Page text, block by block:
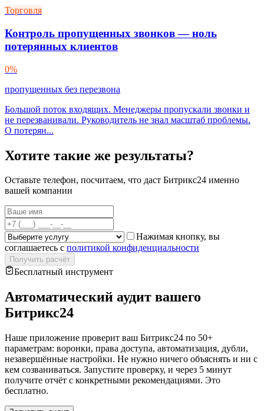
Торговля
Контроль пропущенных звонков — ноль
потерянных клиентов
0%
пропущенных без перезвона
Большой поток входящих. Менеджеры пропускали звонки и
не перезванивали. Руководитель не знал масштаб проблемы.
О потерян...
Хотите такие же результаты?
Оставьте телефон, посчитаем, что даст Битрикс24 именно
вашей компании
Нажимая кнопку, вы
соглашаетесь с политикой конфиденциальности
Получить расчёт
Бесплатный инструмент
Автоматический аудит вашего
Битрикс24
Наше приложение проверит ваш Битрикс24 по 50+
параметрам: воронки, права доступа, автоматизация, дубли,
незавершённые настройки. Не нужно ничего объяснять и ни с
кем созваниваться. Запустите проверку, и через 5 минут
получите отчёт с конкретными рекомендациями. Это
бесплатно.